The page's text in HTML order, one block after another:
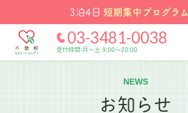
3泊4日 短期集中プログラム
03-3481-0038
受付時間:月～土 9:00～20:00
NEWS
お知らせ